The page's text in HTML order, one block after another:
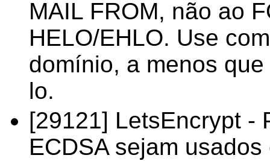
MAIL FROM, não ao
HELO/EHLO. Use
domínio, a menos
lo.
[29121] LetsEncrypt -
ECDSA sejam